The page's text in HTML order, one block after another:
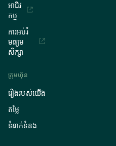
អាជីវ
កម្ម
ការអប់រំ
មធ្យម
សិក្សា
ក្រុមហ៊ុន
រឿងរបស់យើង
តម្លៃ
ទំនាក់ទំនង